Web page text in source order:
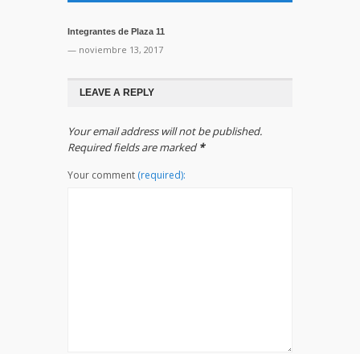
Integrantes de Plaza 11
— noviembre 13, 2017
LEAVE A REPLY
Your email address will not be published.
Required fields are marked*
Your comment (required):